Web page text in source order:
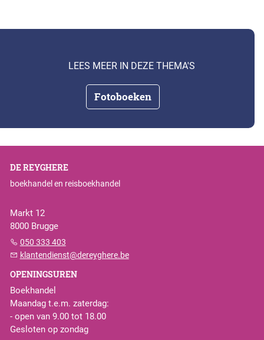
Fotoboeken
LEES MEER IN DEZE THEMA'S
DE REYGHERE
boekhandel en reisboekhandel
Markt 12
8000 Brugge
050 333 403
klantendienst@dereyghere.be
OPENINGSUREN
Boekhandel
Maandag t.e.m. zaterdag:
- open van 9.00 tot 18.00
Gesloten op zondag